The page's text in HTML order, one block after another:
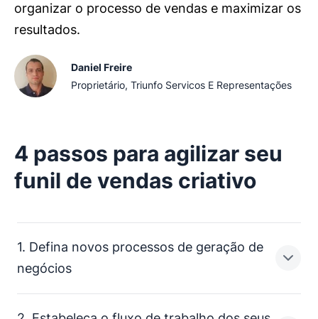
organizar o processo de vendas e maximizar os
resultados.
Daniel Freire
Proprietário, Triunfo Servicos E Representações
4 passos para agilizar seu
funil de vendas criativo
1. Defina novos processos de geração de
negócios